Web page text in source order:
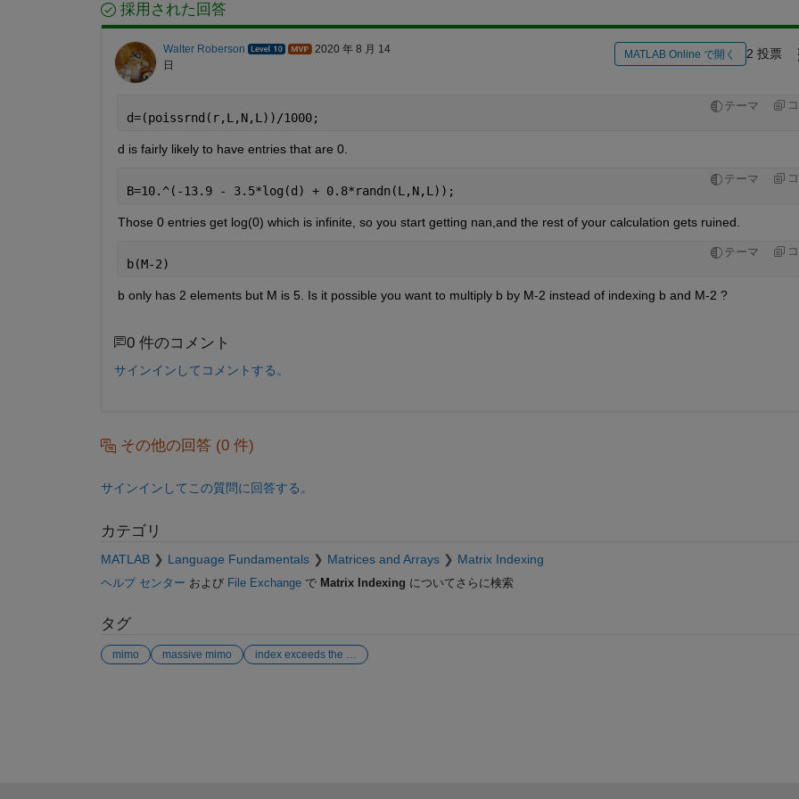
採用された回答
Walter Roberson
2020 年 8 月 14
日
MATLAB Online で開く 2 投票
テーマ
d=(poissrnd(r,L,N,L))/1000;
d is fairly likely to have entries that are 0.
テーマ
B=10.^(-13.9 - 3.5*log(d) + 0.8*randn(L,N,L));
Those 0 entries get log(0) which is infinite, so you start getting nan,and the rest of your calculation gets ruined.
テーマ
b(M-2)
b only has 2 elements but M is 5. Is it possible you want to multiply b by M-2 instead of indexing b and M-2 ?
0 件のコメント
サインインしてコメントする。
その他の回答 (0 件)
サインインしてこの質問に回答する。
カテゴリ
MATLAB Language Fundamentals Matrices and Arrays Matrix Indexing
ヘルプ センター および File Exchangeで Matrix Indexing についてさらに検索
タグ
mimo massive mimo index exceeds the number of array elements (2).